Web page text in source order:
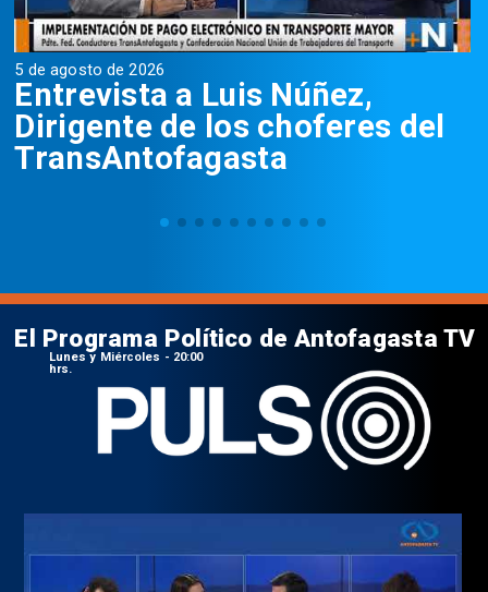
5 de agosto de 2026
Entrevista a Luis Núñez,
Dirigente de los choferes del
TransAntofagasta
El Programa Político de Antofagasta TV
Lunes y Miércoles - 20:00
hrs.